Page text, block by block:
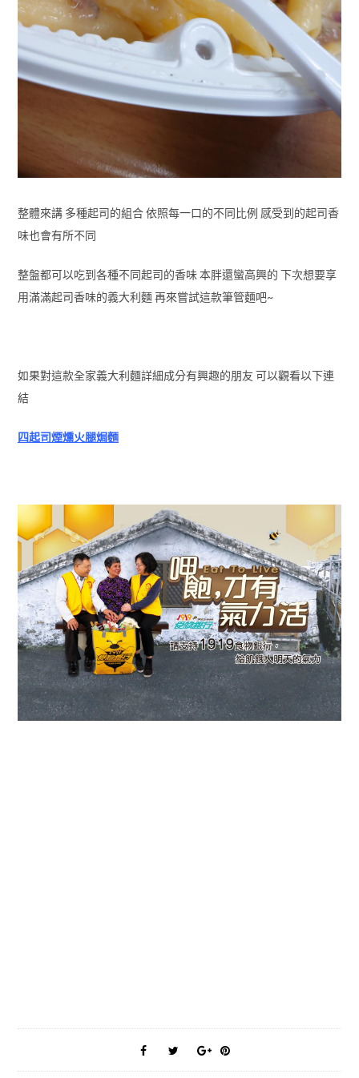
整體來講 多種起司的組合 依照每一口的不同比例 感受到的起司香
味也會有所不同
整盤都可以吃到各種不同起司的香味 本胖還蠻高興的 下次想要享
用滿滿起司香味的義大利麵 再來嘗試這款筆管麵吧~
如果對這款全家義大利麵詳細成分有興趣的朋友 可以觀看以下連
結
四起司煙燻火腿焗麵